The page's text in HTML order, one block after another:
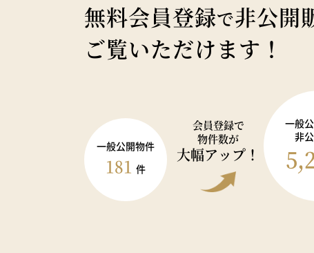
無料会員登録で非公開
ご覧いただけます！
会員登録で
物件数が
大幅アップ！
一般公開物件
181 件
一般
非